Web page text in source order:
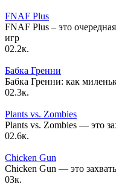
FNAF Plus
FNAF Plus – это
игр
02.2к.
Бабка Гренни
Бабка Гренни: как
02.3к.
Plants vs. Zombies
Plants vs. Zombies — это
02.6к.
Chicken Gun
Chicken Gun — это
03к.